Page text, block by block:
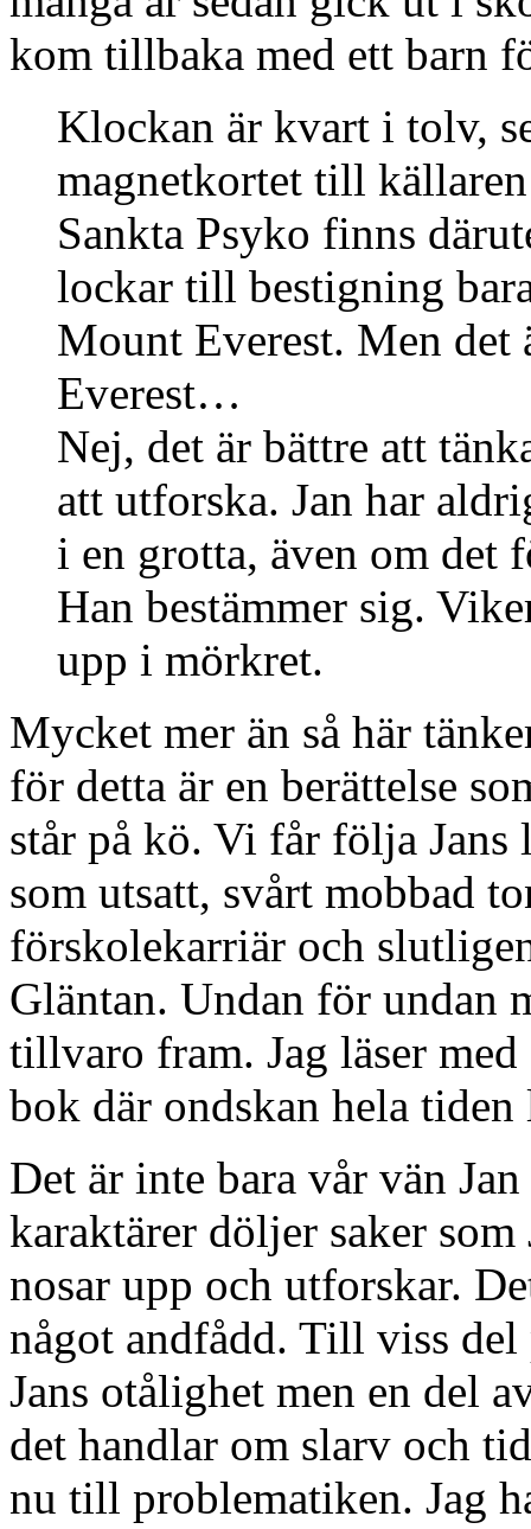
kom tillbaka med ett barn
Klockan är kvart i tolv,
magnetkortet till
Sankta Psyko finns
lockar till bestigning
Mount Everest. Men det
Everest…
Nej, det är bättre att
att utforska. Jan har
i en grotta, även om det
Han bestämmer sig.
upp i mörkret.
Mycket mer än så här
för detta är en berättelse
står på kö. Vi får följa
som utsatt, svårt mobbad
förskolekarriär och
Gläntan. Undan för undan
tillvaro fram. Jag läser
bok där ondskan hela
Det är inte bara vår vän
karaktärer döljer saker
nosar upp och utforskar.
något andfådd. Till viss del
Jans otålighet men en del
det handlar om slarv och
nu till problematiken. Jag